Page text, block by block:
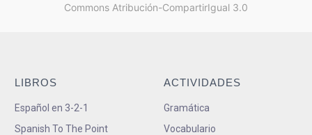
Commons Atribución-CompartirIgual 3.0
LIBROS
Español en 3-2-1
Spanish To The Point
ACTIVIDADES
Gramática
Vocabulario